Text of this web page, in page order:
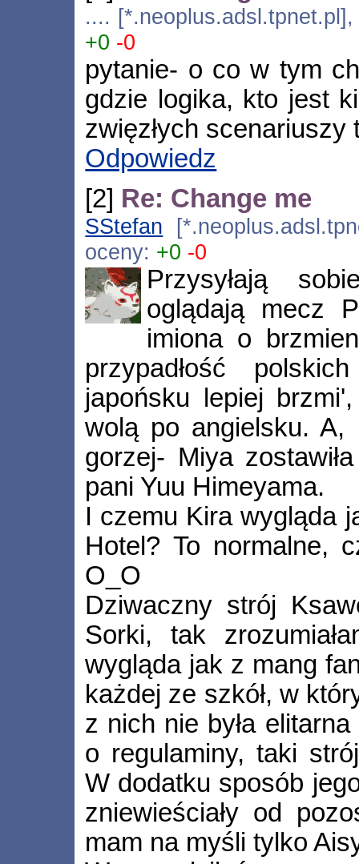
....
+0 -0
pytanie- o co w tym
gdzie logika, kto jest
zwięzłych
Odpowiedz
[2] Re: Change me
SStefan
oceny: +0 -0
Przysyłają
oglądają mecz
imiona o
przypadłość
japońsku lepiej
wolą po angielsku.
gorzej- Miya
pani Yuu Himeyama.
I czemu Kira wygląda
Hotel? To normalne,
O_O
Dziwaczny strój
Sorki, tak
wygląda jak z mang
każdej ze szkół, w
z nich nie była
o regulaminy, taki
W dodatku sposób
zniewieściały od
mam na myśli tylko